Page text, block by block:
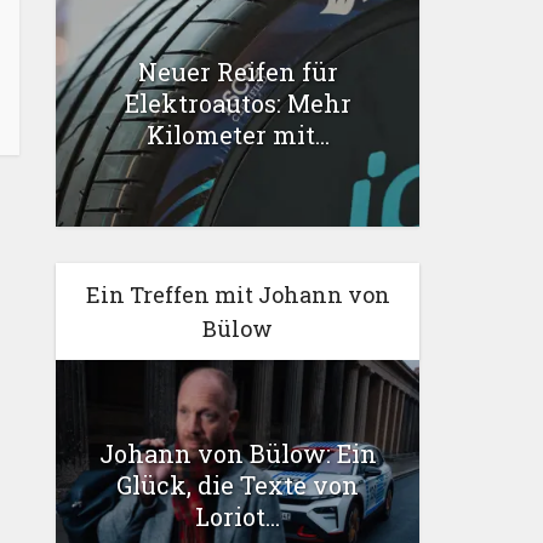
Neuer Reifen für
Elektroautos: Mehr
Kilometer mit...
Ein Treffen mit Johann von
Bülow
Johann von Bülow: Ein
Glück, die Texte von
Loriot...